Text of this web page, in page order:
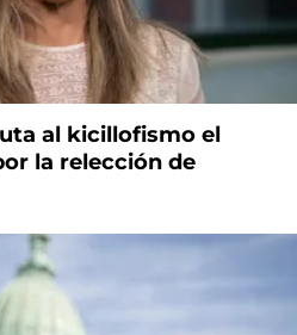
al kicillofismo el
la relección de